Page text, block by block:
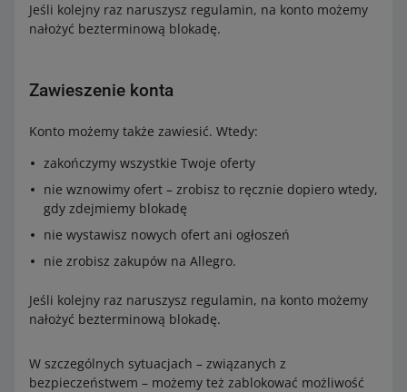
Jeśli kolejny raz naruszysz regulamin, na konto możemy
nałożyć bezterminową blokadę.
Zawieszenie konta
Konto możemy także zawiesić. Wtedy:
zakończymy wszystkie Twoje oferty
nie wznowimy ofert – zrobisz to ręcznie dopiero wtedy,
gdy zdejmiemy blokadę
nie wystawisz nowych ofert ani ogłoszeń
nie zrobisz zakupów na Allegro.
Jeśli kolejny raz naruszysz regulamin, na konto możemy
nałożyć bezterminową blokadę.
W szczególnych sytuacjach – związanych z
bezpieczeństwem – możemy też zablokować możliwość